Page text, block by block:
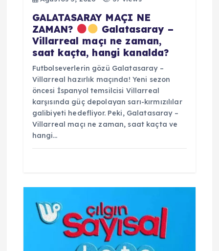
GALATASARAY MAÇI NE
ZAMAN?
Galatasaray –
Villarreal maçı ne zaman,
saat kaçta, hangi kanalda?
Futbolseverlerin gözü Galatasaray –
Villarreal hazırlık maçında! Yeni sezon
öncesi İspanyol temsilcisi Villarreal
karşısında güç depolayan sarı-kırmızılılar
galibiyeti hedefliyor. Peki, Galatasaray –
Villarreal maçı ne zaman, saat kaçta ve
hangi…